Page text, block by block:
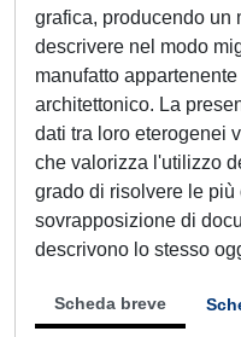
grafica, producendo un
descrivere nel modo
manufatto
architettonico. La
dati tra loro eterogenei
che valorizza l'utilizzo
grado di risolvere le
sovrapposizione di
descrivono lo stesso
Scheda breve